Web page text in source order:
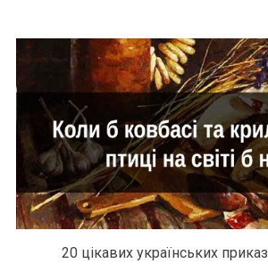
20 цікавих українських